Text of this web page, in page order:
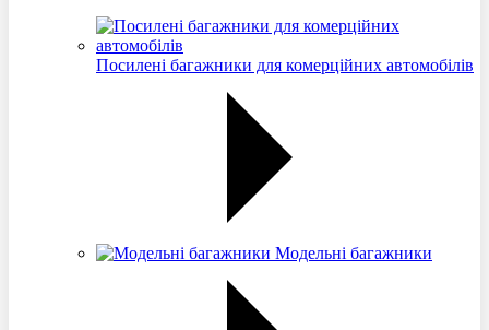
Посилені багажники для комерційних автомобілів
Модельні багажники